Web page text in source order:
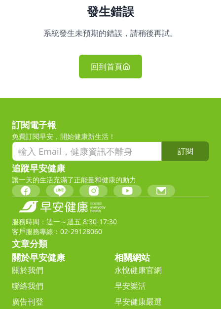
發生錯誤
系統發生未預期的錯誤，請稍後再試。
回到首頁
訂閱電子報
免費訂閱早安，開始健康新生活！
訂閱
追蹤早安健康
讓一天的生活充滿了正能量和健康的動力
服務時間：週一～週五 8:30-17:30
客戶服務專線：02-29128060
文章分類
關於早安健康
關於我們
聯絡我們
廣告刊登
相關網站
永悅健康官網
早安樂活
早安健康嚴選